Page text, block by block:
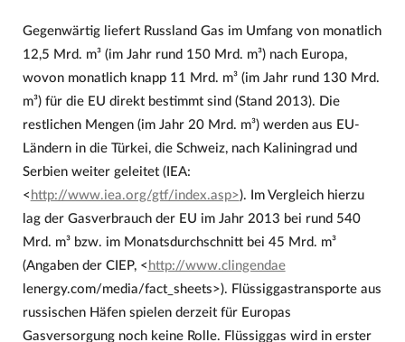
Gegenwärtig liefert Russland Gas im Umfang von monatlich
12,5 Mrd. m³ (im Jahr rund 150 Mrd. m³) nach Europa,
wovon monatlich knapp 11 Mrd. m³ (im Jahr rund 130 Mrd.
m³) für die EU direkt bestimmt sind (Stand 2013). Die
restlichen Mengen (im Jahr 20 Mrd. m³) werden aus EU-
Ländern in die Türkei, die Schweiz, nach Kaliningrad und
Serbien weiter geleitet (IEA:
< http://www.iea.org/gtf/index.asp>). Im Vergleich hierzu
lag der Gasverbrauch der EU im Jahr 2013 bei rund 540
Mrd. m³ bzw. im Monatsdurchschnitt bei 45 Mrd. m³
(Angaben der CIEP, < http://www.clingendae
lenergy.com/media/fact_sheets>). Flüssiggastransporte aus
russischen Häfen spielen derzeit für Europas
Gasversorgung noch keine Rolle. Flüssiggas wird in erster